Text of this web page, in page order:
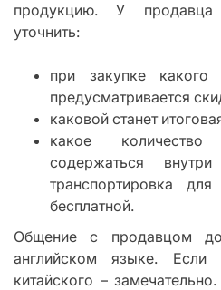
продукцию. У продавца
уточнить:
при закупке какого
предусматривается
каковой станет
какое
содержаться
транспортировка
бесплатной.
Общение с продавцом
английском языке.
китайского –